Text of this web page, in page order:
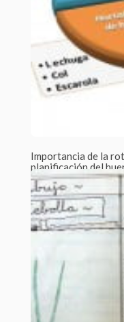
Importancia de la
planificación del
Por Beatriz Cabezas
La rotación de cultivos
producción ecológica.